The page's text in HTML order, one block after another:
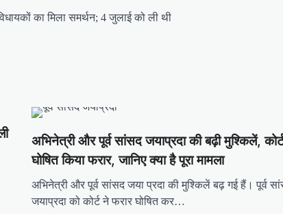
का मिला समर्थन; 4 जुलाई को ली थी
अभिनेत्री और पूर्व सांसद जयाप्रदा की बढ़ी मुश्किलें,
घोषित किया फरार, जानिए क्या है पूरा मामला
अभिनेत्री और पूर्व सांसद जया प्रदा की मुश्किलें बढ़ गई हैं। पूर्व
जयाप्रदा को कोर्ट ने फरार घोषित कर…